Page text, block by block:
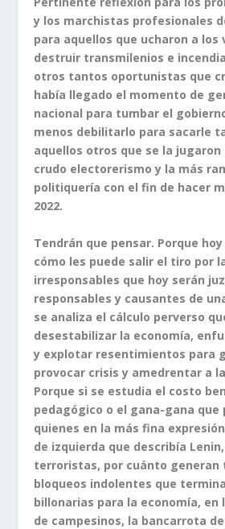
y los marchistas profesionales
para aquellos que ucharon a los
destruir transmilenios e
otros tantos oportunistas que
había llegado el momento de
nacional para tumbar el
menos debilitarlo para sacarle
aquellos otros que se la jugaron
crudo electorerismo y la más
politiquería con el fin de hacer
2022.
Tendrán que pensar. Porque
cómo les puede salir el tiro por
irresponsables que hoy serán
responsables y causantes de
se analiza el cálculo perverso
desestabilizar la economía,
y explotar resentimientos para
provocar crisis y amedrentar a
Porque si se estudia el costo
pedagógico o el gana-gana que
quienes en la más fina
de izquierda que describía
terroristas, por cuánto generan
bloqueos indolentes que
billonarias para la economía, en
de campesinos, la bancarrota